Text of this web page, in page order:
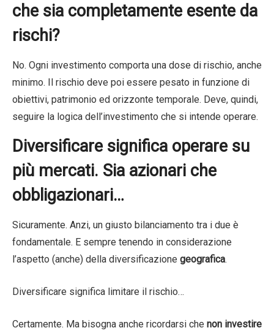
che sia completamente esente da
rischi?
No. Ogni investimento comporta una dose di rischio, anche
minimo. Il rischio deve poi essere pesato in funzione di
obiettivi, patrimonio ed orizzonte temporale. Deve, quindi,
seguire la logica dell’investimento che si intende operare.
Diversificare significa operare su
più mercati. Sia azionari che
obbligazionari…
Sicuramente. Anzi, un giusto bilanciamento tra i due è
fondamentale. E sempre tenendo in considerazione
l’aspetto (anche) della diversificazione geografica.
Diversificare significa limitare il rischio…
Certamente. Ma bisogna anche ricordarsi che non investire